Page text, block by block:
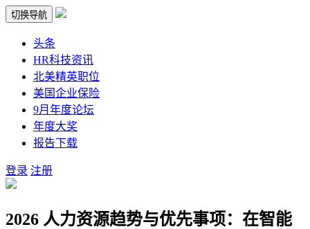
切换导航
头条
HR科技资讯
北美精英职位
美国企业保险
9月年度论坛
年度大奖
报告下载
登录 注册
2026 人力资源趋势与优先事项：在智能